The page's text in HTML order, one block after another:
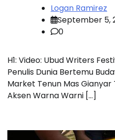
Logan Ramirez
September 5,
0
H1: Video: Ubud Writers
Penulis Dunia Bertemu
Market Tenun Mas Gianyar
Aksen Warna Warni […]